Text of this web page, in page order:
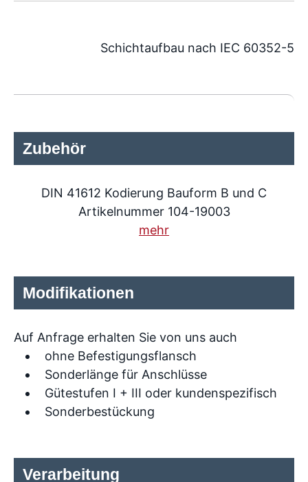
Schichtaufbau nach IEC 60352-5
Zubehör
DIN 41612 Kodierung Bauform B und C
Artikelnummer 104-19003
mehr
Modifikationen
Auf Anfrage erhalten Sie von uns auch
ohne Befestigungsflansch
Sonderlänge für Anschlüsse
Gütestufen I + III oder kundenspezifisch
Sonderbestückung
Verarbeitung